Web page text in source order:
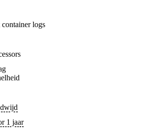
container logs
1 jaar